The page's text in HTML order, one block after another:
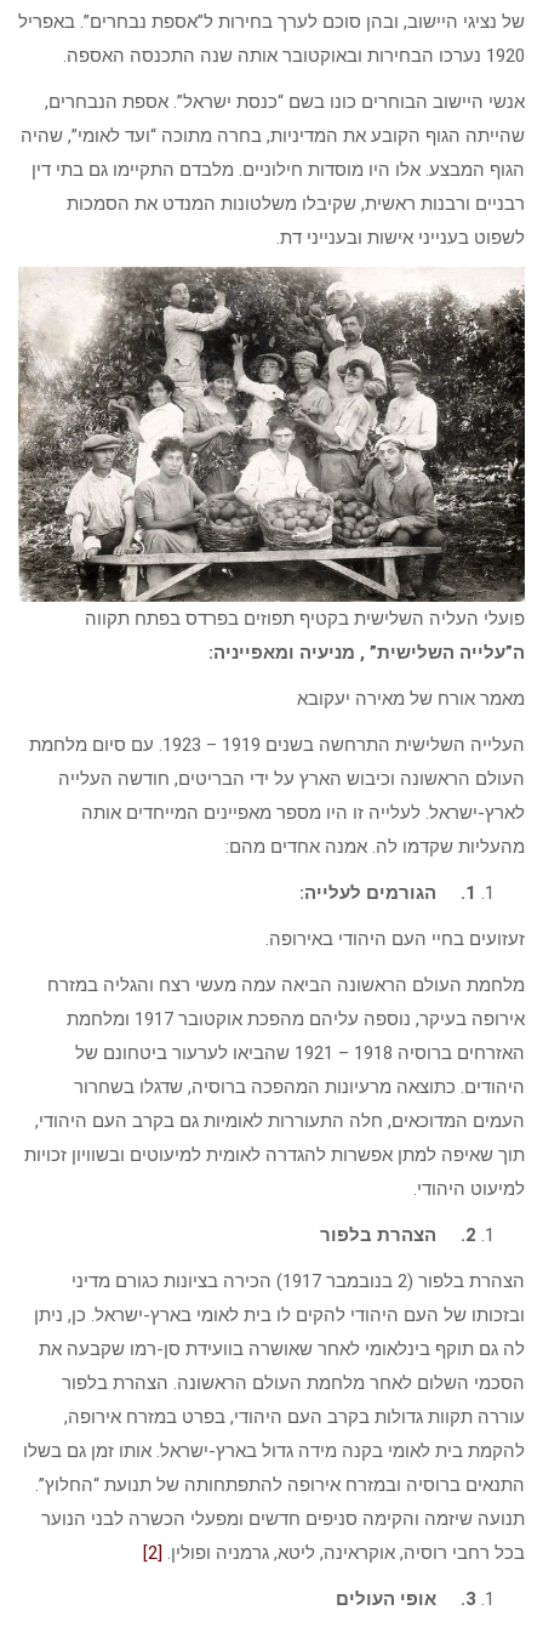
של נציגי היישוב, ובהן סוכם לערך בחירות ל”אספת נבחרים”. באפריל
1920 נערכו הבחירות ובאוקטובר אותה שנה התכנסה האספה.
אנשי היישוב הבוחרים כונו בשם “כנסת ישראל”. אספת הנבחרים,
שהייתה הגוף הקובע את המדיניות, בחרה מתוכה “ועד לאומי”, שהיה
הגוף המבצע. אלו היו מוסדות חילוניים. מלבדם התקיימו גם בתי דין
רבניים ורבנות ראשית, שקיבלו משלטונות המנדט את הסמכות
לשפוט בענייני אישות ובענייני דת.
פועלי העליה השלישית בקטיף תפוזים בפרדס בפתח תקווה
ה”עלייה השלישית” , מניעיה ומאפייניה:
מאמר אורח של מאירה יעקובא
העלייה השלישית התרחשה בשנים 1919 – 1923. עם סיום מלחמת
העולם הראשונה וכיבוש הארץ על ידי הבריטים, חודשה העלייה
לארץ-ישראל. לעלייה זו היו מספר מאפיינים המייחדים אותה
מהעליות שקדמו לה. אמנה אחדים מהם:
1. הגורמים לעלייה:
זעזועים בחיי העם היהודי באירופה.
מלחמת העולם הראשונה הביאה עמה מעשי רצח והגליה במזרח
אירופה בעיקר, נוספה עליהם מהפכת אוקטובר 1917 ומלחמת
האזרחים ברוסיה 1918 – 1921 שהביאו לערעור ביטחונם של
היהודים. כתוצאה מרעיונות המהפכה ברוסיה, שדגלו בשחרור
העמים המדוכאים, חלה התעוררות לאומיות גם בקרב העם היהודי,
תוך שאיפה למתן אפשרות להגדרה לאומית למיעוטים ובשוויון זכויות
למיעוט היהודי.
2. הצהרת בלפור
הצהרת בלפור (2 בנובמבר 1917) הכירה בציונות כגורם מדיני
ובזכותו של העם היהודי להקים לו בית לאומי בארץ-ישראל. כן, ניתן
לה גם תוקף בינלאומי לאחר שאושרה בוועידת סן-רמו שקבעה את
הסכמי השלום לאחר מלחמת העולם הראשונה. הצהרת בלפור
עוררה תקוות גדולות בקרב העם היהודי, בפרט במזרח אירופה,
להקמת בית לאומי בקנה מידה גדול בארץ-ישראל. אותו זמן גם בשלו
התנאים ברוסיה ובמזרח אירופה להתפתחותה של תנועת “החלוץ”.
תנועה שיזמה והקימה סניפים חדשים ומפעלי הכשרה לבני הנוער
בכל רחבי רוסיה, אוקראינה, ליטא, גרמניה ופולין. [2]
3. אופי העולים